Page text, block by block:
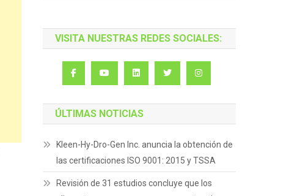
VISITA NUESTRAS REDES SOCIALES:
ÚLTIMAS NOTICIAS
Kleen-Hy-Dro-Gen Inc. anuncia la obtención de
las certificaciones ISO 9001: 2015 y TSSA
Revisión de 31 estudios concluye que los